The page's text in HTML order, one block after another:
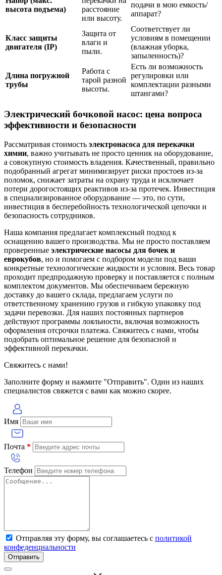
высота подъема)
расстояние
или высоту.
подачи в мою емкость/
аппарат?
Класс защиты
двигателя (IP)
Защита от
влаги и
пыли.
Соответствует ли
условиям в помещении
(влажная уборка,
запыленность)?
Длина погружной
трубы
Работа с
тарой разной
высоты.
Есть ли возможность
регулировки или
комплектации разными
штангами?
Электрический бочковой насос: цена вопроса
эффективности и безопасности
Рассматривая стоимость электронасоса для перекачки
химии, важно учитывать не просто ценник на оборудование,
а совокупную стоимость владения. Качественный, правильно
подобранный агрегат минимизирует риски простоев из-за
поломок, снижает затраты на охрану труда и исключает
потери дорогостоящих реактивов из-за протечек. Инвестиция
в специализированное оборудование — это, по сути,
инвестиция в бесперебойность технологической цепочки и
безопасность сотрудников.
Наша компания предлагает комплексный подход к
оснащению вашего производства. Мы не просто поставляем
проверенные электрические насосы для бочек и
еврокубов, но и помогаем с подбором модели под ваши
конкретные технологические жидкости и условия. Весь товар
проходит предпродажную проверку и поставляется с полным
комплектом документов. Мы обеспечиваем бережную
доставку до вашего склада, предлагаем услуги по
ответственному хранению грузов и гибкую упаковку под
задачи перевозки. Для наших постоянных партнеров
действуют программы лояльности, включая возможность
оформления отсрочки платежа. Свяжитесь с нами, чтобы
подобрать оптимальное решение для безопасной и
эффективной перекачки.
Свяжитесь с нами!
Заполните форму и нажмите "Отправить". Один из наших
специалистов свяжется с вами как можно скорее.
Имя
Почта *
Телефон
Отправляя эту форму, вы соглашаетесь с политикой
конфеденциальности
Отправить